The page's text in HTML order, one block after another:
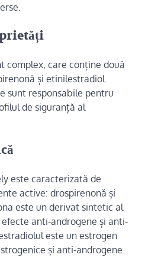
complex, care conține două
și etinilestradiol.
sunt responsabile pentru
de siguranță al
este caracterizată de
active: drospirenonă și
este un derivat sintetic al
anti-androgene și anti-
este un estrogen
și anti-androgene.